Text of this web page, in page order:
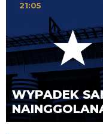
WYPADEK
21:05